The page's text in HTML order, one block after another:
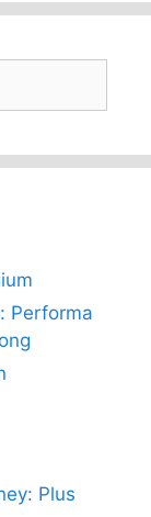
Performa
Plus